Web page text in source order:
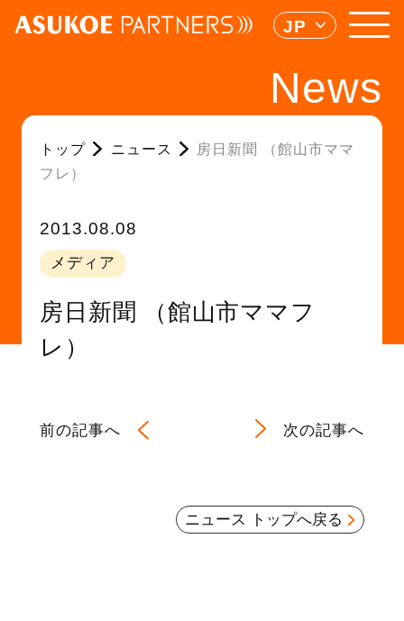
JP
News
トップ ニュース
房日新聞 （館山市ママ
フレ）
2013.08.08
メディア
房日新聞 （館山市ママフ
レ）
前の記事へ 次の記事へ
ニュース トップへ戻る